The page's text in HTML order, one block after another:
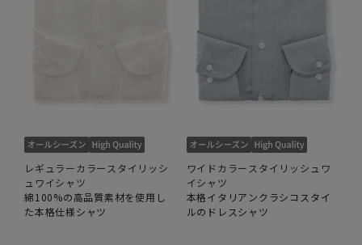
レギュラーカラースタイリッシ
ュワイシャツ
綿100%の高品質素材を使用し
た本格仕様シャツ
ワイドカラースタイリッシュワ
イシャツ
本格イタリアンクラシコスタイ
ルのドレスシャツ